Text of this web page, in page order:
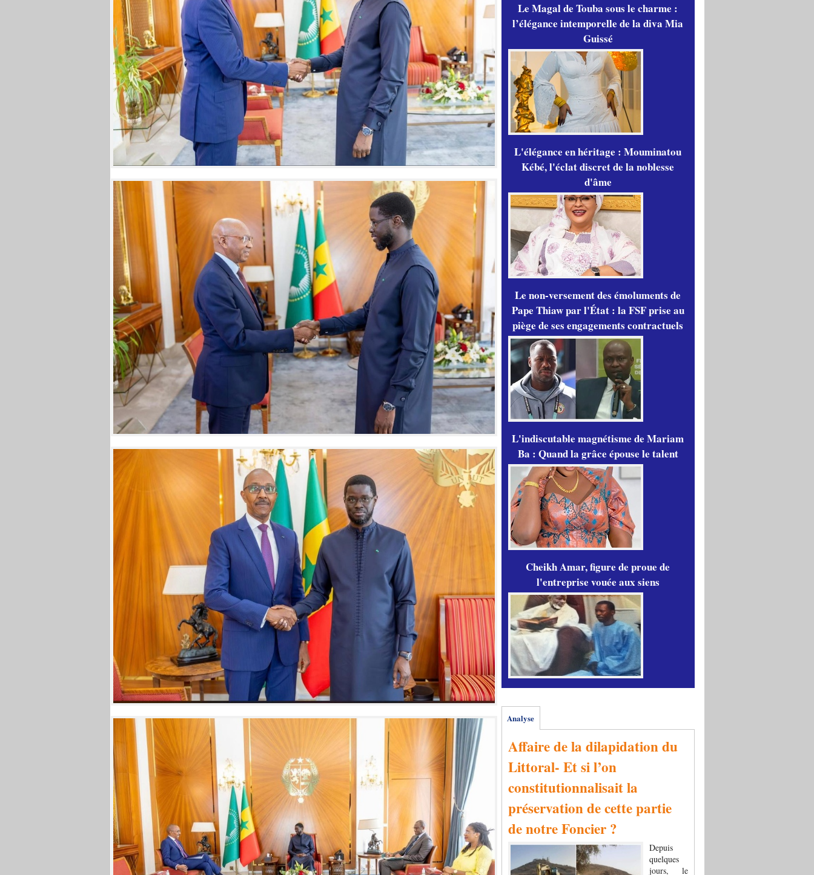
Le Magal de Touba sous le charme :
l’élégance intemporelle de la diva Mia
Guissé
L'élégance en héritage : Mouminatou
Kébé, l'éclat discret de la noblesse
d'âme
Le non-versement des émoluments de
Pape Thiaw par l'État : la FSF prise au
piège de ses engagements contractuels
L'indiscutable magnétisme de Mariam
Ba : Quand la grâce épouse le talent
Cheikh Amar, figure de proue de
l'entreprise vouée aux siens
Analyse
Affaire de la dilapidation du
Littoral- Et si l’on
constitutionnalisait la
préservation de cette partie
de notre Foncier ?
Depuis
quelques
jours, le